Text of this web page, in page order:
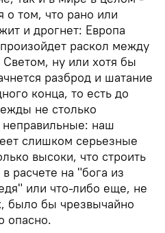
о том, что рано или
и дрогнет: Европа
раскол между
ну или хотя бы
разброд и шатание
конца, то есть до
не столько
наш
слишком серьезные
высоки, что строить
расчете на "бога из
или что-либо еще, не
было бы чрезвычайно
опасно.